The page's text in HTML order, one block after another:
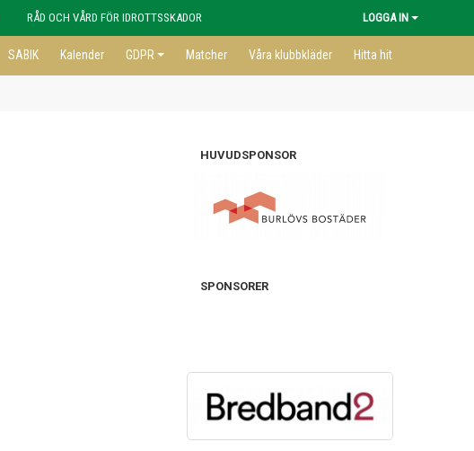
RÅD OCH VÅRD FÖR IDROTTSSKADOR LOGGA IN
SABIK Kalender GDPR Matcher Våra klubbkläder Hitta hit
HUVUDSPONSOR
SPONSORER